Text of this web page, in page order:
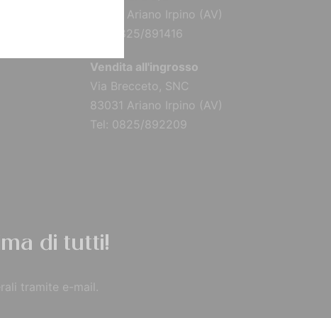
83031 Ariano Irpino (AV)
Tel: 0825/891416
Vendita all'ingrosso
Via Brecceto, SNC
83031 Ariano Irpino (AV)
Tel: 0825/892209
di tutti!
tramite e-mail.